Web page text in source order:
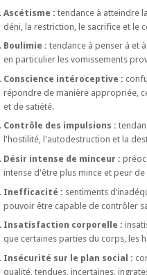
Ascétisme : tendance à atteindre
déni, la restriction, le sacrifice et le
Boulimie : tendance à penser à et
en particulier les vomissements
Conscience intéroceptive :
répondre de manière appropriée,
et de satiété.
Contrôle des impulsions :
l'hostilité, l'autodestruction et la
Désir intense de minceur :
intense d'être plus mince et peur
Inefficacité : sentiments
pouvoir être capable de contrôler
Insatisfaction corporelle :
que certaines parties du corps, les
Insécurité sur le plan social :
qualité, tendues, incertaines,